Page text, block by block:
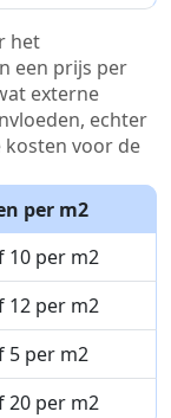
het
een prijs per
externe
echter
kosten voor de
per m2
10 per m2
12 per m2
5 per m2
20 per m2